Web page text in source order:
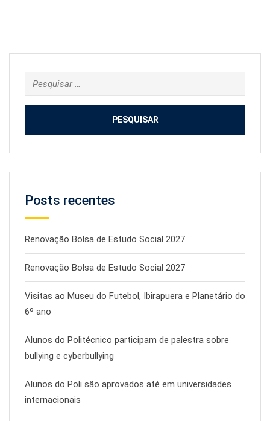
Pesquisar
por:
Posts recentes
Renovação Bolsa de Estudo Social 2027
Renovação Bolsa de Estudo Social 2027
Visitas ao Museu do Futebol, Ibirapuera e Planetário do
6º ano
Alunos do Politécnico participam de palestra sobre
bullying e cyberbullying
Alunos do Poli são aprovados até em universidades
internacionais